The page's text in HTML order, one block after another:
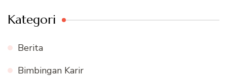
Kategori
Berita
Bimbingan Karir